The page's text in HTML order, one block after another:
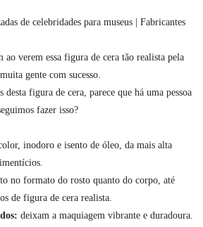
de celebridades para museus | Fabricantes
ao verem essa figura de cera tão realista pela
gente com sucesso.
desta figura de cera, parece que há uma pessoa
fazer isso?
inodoro e isento de óleo, da mais alta
no formato do rosto quanto do corpo, até
de figura de cera realista.
deixam a maquiagem vibrante e duradoura.